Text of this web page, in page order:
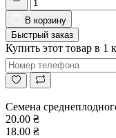
В корзину
Быстрый заказ
Купить этот товар в 1
Семена
20.00 ₴
18.00 ₴